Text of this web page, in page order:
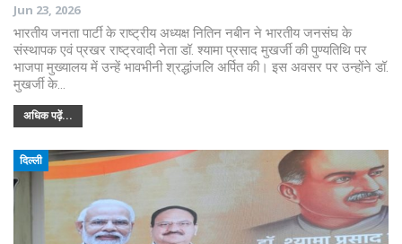
Jun 23, 2026
भारतीय जनता पार्टी के राष्ट्रीय अध्यक्ष नितिन नबीन ने भारतीय जनसंघ के
संस्थापक एवं प्रखर राष्ट्रवादी नेता डॉ. श्यामा प्रसाद मुखर्जी की पुण्यतिथि पर
भाजपा मुख्यालय में उन्हें भावभीनी श्रद्धांजलि अर्पित की। इस अवसर पर उन्होंने डॉ.
मुखर्जी के…
अधिक पढ़ें...
दिल्ली